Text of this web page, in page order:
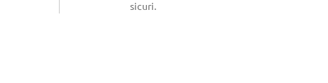
sicuri.